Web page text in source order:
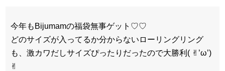
今年もBijumamの福袋無事ゲット♡♡
どのサイズが入ってるか分からないローリングリング
も、激カワだしサイズぴったりだったので大勝利( ✌︎’ω’)
✌︎